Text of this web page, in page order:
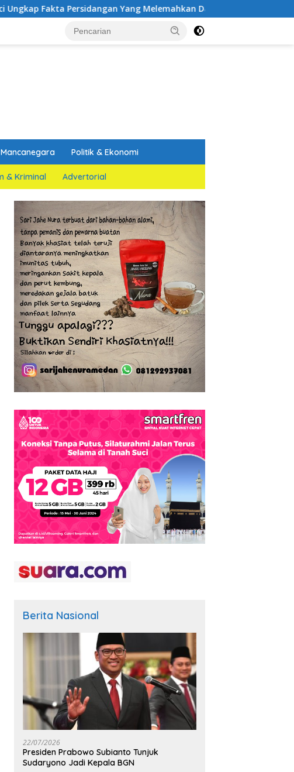
Yang Melemahkan Dakwaan Jaksa Penuntut Umum
Mancanegara Politik & Ekonomi
& Kriminal Advertorial
Berita Nasional
22/07/2026
Presiden Prabowo Subianto Tunjuk
Sudaryono Jadi Kepala BGN